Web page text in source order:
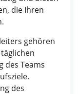
die Ihren
gehören
des Teams
des